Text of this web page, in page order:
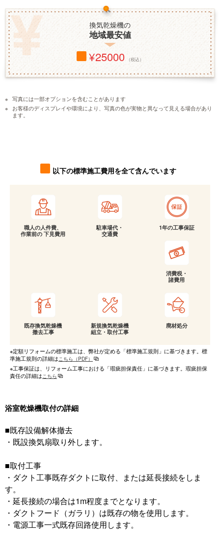
換気乾燥機の
地域最安値
25000 （税込）
写真には一部オプションを含むことがあります
お客様のディスプレイや環境により、写真の色が実物と異なって見える場合があり
ます。
以下の標準施工費用を全て含んでいます
職人の人件費、
作業前の 下見費用
駐車場代・
交通費
1年の工事保証
消費税・
諸費用
既存換気乾燥機
撤去工事
新規換気乾燥機
組立・取付工事
廃材処分
※定額リフォームの標準施工は、弊社が定める「標準施工規則」に基づきます。標
準施工規則の詳細は こちら（PDF）
※工事保証は、リフォーム工事における「瑕疵担保責任」に基づきます。瑕疵担保
責任の詳細は こちら
浴室乾燥機取付の詳細
■既存設備解体撤去
・既設換気扇取り外します。
■取付工事
・ダクト工事既存ダクトに取付、または延長接続をしま
す。
・延長接続の場合は1m程度までとなります。
・ダクトフード（ガラリ）は既存の物を使用します。
・電源工事一式既存回路使用します。